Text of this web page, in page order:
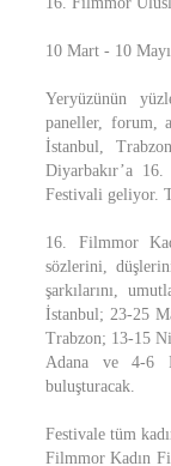
10 Mart - 10
Yeryüzünün
paneller, forum,
İstanbul,
Diyarbakır’a
Festivali geliyor.
16. Filmmor
sözlerini,
şarkılarını,
İstanbul; 23-25
Trabzon; 13-15
Adana ve 4-6
buluşturacak.
Festivale tüm
Filmmor Kadın